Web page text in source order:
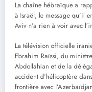
La chaîne hébraïque a
à Israël, le message qu’il
Aviv n’a rien à voir avec
La télévision officielle
Ebrahim Raïssi, du
Abdollahian et de la
accident d’hélicoptère
frontière avec